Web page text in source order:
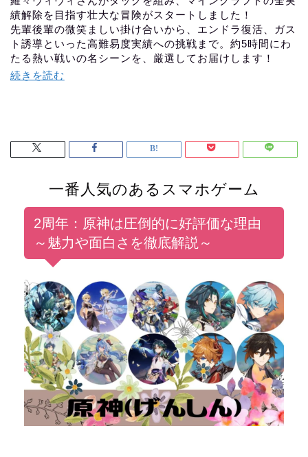
績解除を目指す壮大な冒険がスタートしました！
先輩後輩の微笑ましい掛け合いから、エンドラ復活、ガス
ト誘導といった高難易度実績への挑戦まで。約5時間にわ
たる熱い戦いの名シーンを、厳選してお届けします！
続きを読む
一番人気のあるスマホゲーム
2周年：原神は圧倒的に好評価な理由
～魅力や面白さを徹底解説～